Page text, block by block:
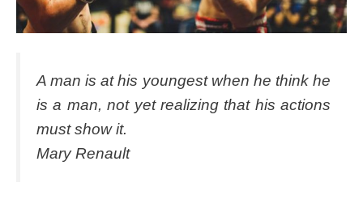
A man is at his youngest when he think he
is a man, not yet realizing that his actions
must show it.
Mary Renault